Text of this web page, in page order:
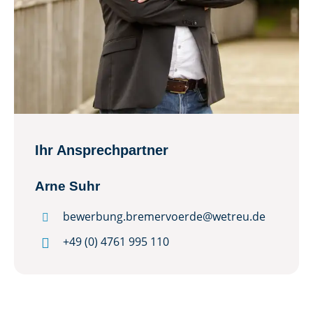
Ihr Ansprechpartner
Arne Suhr
 bewerbung.bremervoerde@wetreu.de
 +49 (0) 4761 995 110